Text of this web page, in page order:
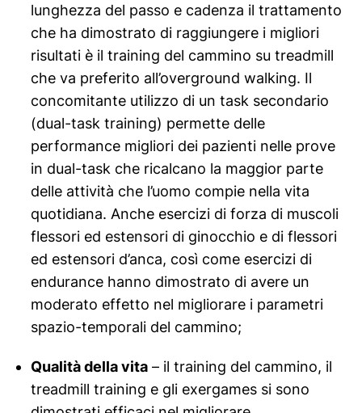
lunghezza del passo e cadenza il trattamento
che ha dimostrato di raggiungere i migliori
risultati è il training del cammino su treadmill
che va preferito all’overground walking. Il
concomitante utilizzo di un task secondario
(dual-task training) permette delle
performance migliori dei pazienti nelle prove
in dual-task che ricalcano la maggior parte
delle attività che l’uomo compie nella vita
quotidiana. Anche esercizi di forza di muscoli
flessori ed estensori di ginocchio e di flessori
ed estensori d’anca, così come esercizi di
endurance hanno dimostrato di avere un
moderato effetto nel migliorare i parametri
spazio-temporali del cammino;
Qualità della vita– il training del cammino, il
treadmill training e gli exergames si sono